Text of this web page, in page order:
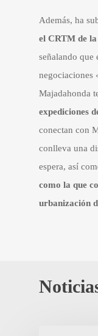
Además, ha
el CRTM de
señalando que
negociaciones
Majadahonda
expediciones
conectan con
conlleva una
espera, así
como la que
urbanización